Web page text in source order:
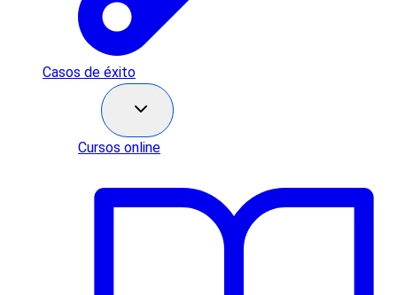
Casos de éxito
Cursos online